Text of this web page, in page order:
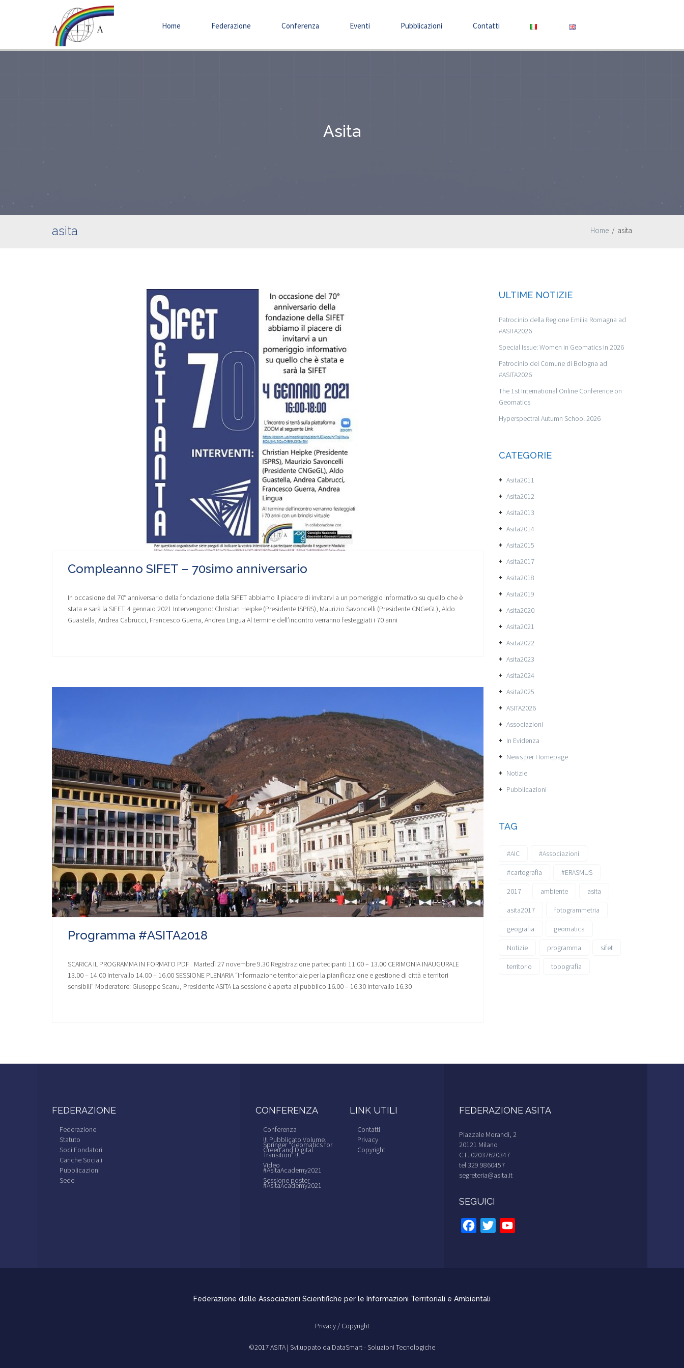
Home Federazione Conferenza Eventi Pubblicazioni Contatti
Asita
asita Home / asita
Compleanno SIFET – 70simo anniversario
In occasione del 70° anniversario della fondazione della SIFET abbiamo il piacere di invitarvi a un pomeriggio informativo su quello che è
stata e sarà la SIFET. 4 gennaio 2021 Intervengono: Christian Heipke (Presidente ISPRS), Maurizio Savoncelli (Presidente CNGeGL), Aldo
Guastella, Andrea Cabrucci, Francesco Guerra, Andrea Lingua Al termine dell’incontro verranno festeggiati i 70 anni
Programma #ASITA2018
SCARICA IL PROGRAMMA IN FORMATO PDF Martedì 27 novembre 9.30 Registrazione partecipanti 11.00 – 13.00 CERIMONIA INAUGURALE
13.00 – 14.00 Intervallo 14.00 – 16.00 SESSIONE PLENARIA “Informazione territoriale per la pianificazione e gestione di città e territori
sensibili” Moderatore: Giuseppe Scanu, Presidente ASITA La sessione è aperta al pubblico 16.00 – 16.30 Intervallo 16.30
ULTIME NOTIZIE
Patrocinio della Regione Emilia Romagna ad
#ASITA2026
Special Issue: Women in Geomatics in 2026
Patrocinio del Comune di Bologna ad
#ASITA2026
The 1st International Online Conference on
Geomatics
Hyperspectral Autumn School 2026
CATEGORIE
Asita2011
Asita2012
Asita2013
Asita2014
Asita2015
Asita2017
Asita2018
Asita2019
Asita2020
Asita2021
Asita2022
Asita2023
Asita2024
Asita2025
ASITA2026
Associazioni
In Evidenza
News per Homepage
Notizie
Pubblicazioni
TAG
#AIC #Associazioni
#cartografia #ERASMUS
2017 ambiente asita
asita2017 fotogrammetria
geografia geomatica
Notizie programma sifet
territorio topografia
FEDERAZIONE
Federazione
Statuto
Soci Fondatori
Cariche Sociali
Pubblicazioni
Sede
CONFERENZA
Conferenza
!!! Pubblicato Volume
Springer “Geomatics for
Green and Digital
Transition” !!!
Video
#AsitaAcademy2021
Sessione poster
#AsitaAcademy2021
LINK UTILI
Contatti
Privacy
Copyright
FEDERAZIONE ASITA
Piazzale Morandi, 2
20121 Milano
C.F. 02037620347
tel 329 9860457
segreteria@asita.it
SEGUICI
Facebook
Twitter
Federazione delle Associazioni Scientifiche per le Informazioni Territoriali e Ambientali
Privacy / Copyright
©2017 ASITA | Sviluppato da DataSmart - Soluzioni Tecnologiche